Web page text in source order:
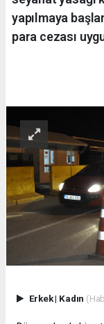
yapılmaya
para cezası
Erkek| Kadın